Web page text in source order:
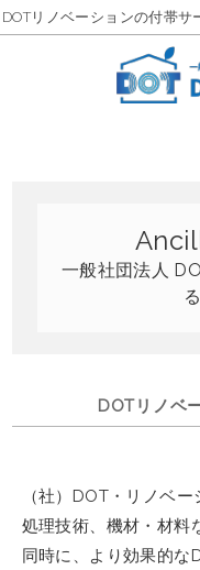
DOTリノベーションの付帯
一般社団法人
DOTリノベ
（社）DOT・リノベ
処理技術、機材・材料
同時に、より効果的な